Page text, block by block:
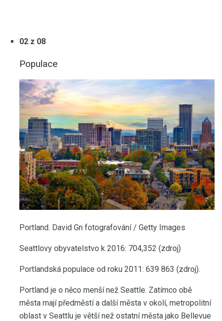
02 z 08
Populace
Portland. David Gn fotografování / Getty Images
Seattlovy obyvatelstvo k 2016: 704,352 (zdroj)
Portlandská populace od roku 2011: 639 863 (zdroj).
Portland je o něco menší než Seattle. Zatímco obě
města mají předměstí a další města v okolí, metropolitní
oblast v Seattlu je větší než ostatní města jako Bellevue